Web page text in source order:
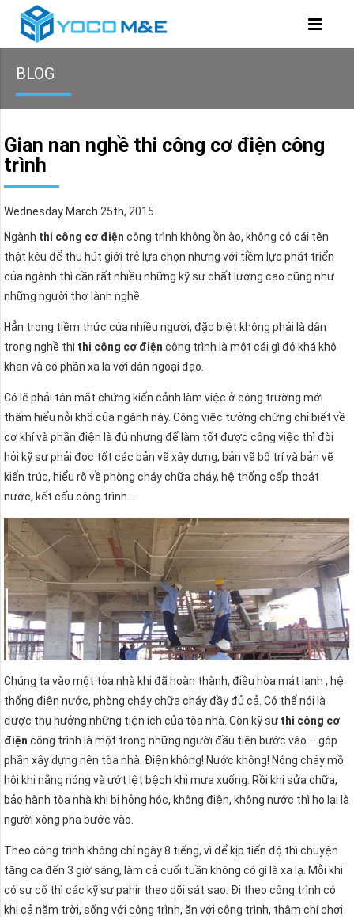
BLOG
Gian nan nghề thi công cơ điện công
trình
Wednesday March 25th, 2015
Ngành thi công cơ điện công trình không ồn ào, không có cái tên
thật kêu để thu hút giới trẻ lựa chọn nhưng với tiềm lực phát triển
của ngành thì cần rất nhiều những kỹ sư chất lượng cao cũng như
những người thợ lành nghề.
Hẳn trong tiềm thức của nhiều người, đặc biệt không phải là dân
trong nghề thì thi công cơ điện công trình là một cái gì đó khá khô
khan và có phần xa lạ với dân ngoại đạo.
Có lẽ phải tận mắt chứng kiến cảnh làm việc ở công trường mới
thấm hiểu nỗi khổ của ngành này. Công việc tưởng chừng chỉ biết về
cơ khí và phần điện là đủ nhưng để làm tốt được công việc thì đòi
hỏi kỹ sư phải đọc tốt các bản vẽ xây dựng, bản vẽ bố trí và bản vẽ
kiến trúc, hiểu rõ về phòng cháy chữa cháy, hệ thống cấp thoát
nước, kết cấu công trình…
Chúng ta vào một tòa nhà khi đã hoàn thành, điều hòa mát lạnh , hệ
thống điện nước, phòng cháy chữa cháy đầy đủ cả. Có thể nói là
được thụ hưởng những tiện ích của tòa nhà. Còn kỹ sư thi công cơ
điện công trình là một trong những người đầu tiên bước vào – góp
phần xây dựng nên tòa nhà. Điện không! Nước không! Nóng chảy mồ
hôi khi nắng nóng và ướt lệt bệch khi mưa xuống. Rồi khi sửa chữa,
bảo hành tòa nhà khi bị hỏng hóc, không điện, không nước thì họ lại là
người xông pha bước vào.
Theo công trình không chỉ ngày 8 tiếng, vì để kịp tiến độ thì chuyện
tăng ca đến 3 giờ sáng, làm cả cuối tuần không có gì là xa lạ. Mỗi khi
có sự cố thì các kỹ sư pahir theo dõi sát sao. Đi theo công trình có
khi cả năm trời, sống với công trình, ăn với công trình, thậm chí chơi